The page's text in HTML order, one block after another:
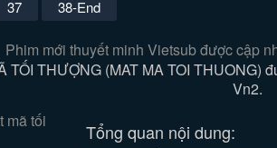
37 38-End
Phim mới thuyết minh Vietsub được cập
TỐI THƯỢNG (MAT MA TOI
Vn2.
Tổng quan nội dung: